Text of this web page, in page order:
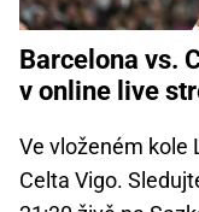
Barcelona vs.
v online live
Ve vloženém kole
Celta Vigo.